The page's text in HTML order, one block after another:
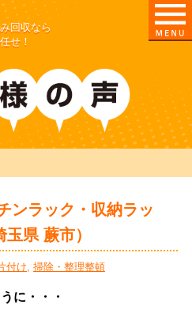
回収なら
せ！
ンラック・収納ラッ
県 蕨市）
付け, 掃除・整理整頓
に・・・